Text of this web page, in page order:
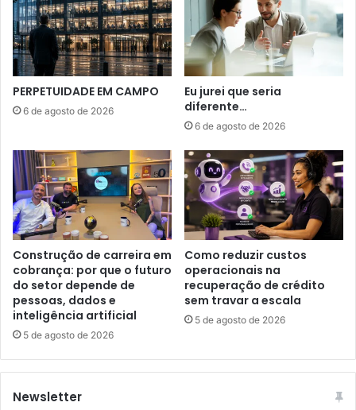
PERPETUIDADE EM CAMPO
6 de agosto de 2026
Eu jurei que seria
diferente…
6 de agosto de 2026
Construção de carreira em
cobrança: por que o futuro
do setor depende de
pessoas, dados e
inteligência artificial
5 de agosto de 2026
Como reduzir custos
operacionais na
recuperação de crédito
sem travar a escala
5 de agosto de 2026
Newsletter